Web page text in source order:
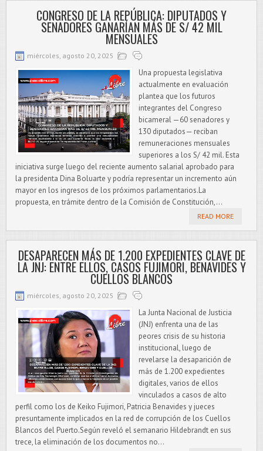
CONGRESO DE LA REPÚBLICA: DIPUTADOS Y
SENADORES GANARÍAN MÁS DE S/ 42 MIL
MENSUALES
miércoles, agosto 20, 2025
Una propuesta legislativa
actualmente en evaluación
plantea que los futuros
integrantes del Congreso
bicameral —60 senadores y
130 diputados— reciban
remuneraciones mensuales
superiores a los S/ 42 mil. Esta
iniciativa surge luego del reciente aumento salarial aprobado para
la presidenta Dina Boluarte y podría representar un incremento aún
mayor en los ingresos de los próximos parlamentarios.La
propuesta, en trámite dentro de la Comisión de Constitución,...
READ MORE
DESAPARECEN MÁS DE 1.200 EXPEDIENTES CLAVE DE
LA JNJ: ENTRE ELLOS, CASOS FUJIMORI, BENAVIDES Y
CUELLOS BLANCOS
miércoles, agosto 20, 2025
La Junta Nacional de Justicia
(JNJ) enfrenta una de las
peores crisis de su historia
institucional, luego de
revelarse la desaparición de
más de 1.200 expedientes
digitales, varios de ellos
vinculados a casos de alto
perfil como los de Keiko Fujimori, Patricia Benavides y jueces
presuntamente implicados en la red de corrupción de los Cuellos
Blancos del Puerto.Según reveló el semanario Hildebrandt en sus
trece, la eliminación de los documentos no...